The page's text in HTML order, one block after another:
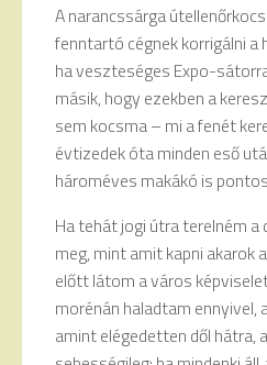
A narancssárga
fenntartó cégnek korrigálni a
ha veszteséges Expo-
másik, hogy ezekben a
sem kocsma – mi a fenét
évtizedek óta minden eső
hároméves makákó is
Ha tehát jogi útra terelném
meg, mint amit kapni akarok
előtt látom a város
morénán haladtam
amint elégedetten dől hátra,